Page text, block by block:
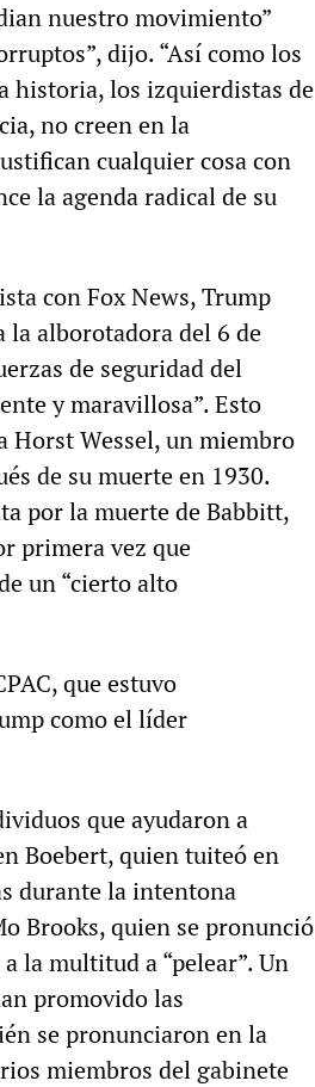
nuestro movimiento”
dijo. “Así como los
historia, los izquierdistas de
no creen en la
cualquier cosa con
la agenda radical de su
con Fox News, Trump
alborotadora del 6 de
de seguridad del
y maravillosa”. Esto
Horst Wessel, un miembro
de su muerte en 1930.
por la muerte de Babbitt,
primera vez que
un “cierto alto
que estuvo
como el líder
que ayudaron a
Boebert, quien tuiteó en
durante la intentona
Brooks, quien se pronunció
la multitud a “pelear”. Un
promovido las
se pronunciaron en la
miembros del gabinete